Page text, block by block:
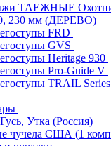
ТАЕЖНЫЕ
230 мм (ДЕРЕВО)
FRD
GVS
Heritage 930
Pro-Guide V
TRAIL Series
Утка (Россия)
чучела США (1